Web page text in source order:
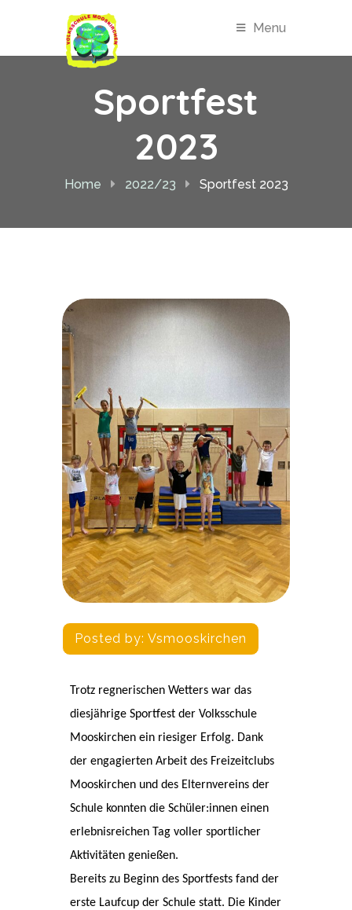
Menu
Sportfest
2023
Home 2022/23 Sportfest 2023
Posted by: Vsmooskirchen
Trotz regnerischen Wetters war das
diesjährige Sportfest der Volksschule
Mooskirchen ein riesiger Erfolg. Dank
der engagierten Arbeit des Freizeitclubs
Mooskirchen und des Elternvereins der
Schule konnten die Schüler:innen einen
erlebnisreichen Tag voller sportlicher
Aktivitäten genießen.
Bereits zu Beginn des Sportfests fand der
erste Laufcup der Schule statt. Die Kinder